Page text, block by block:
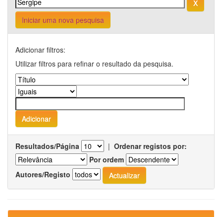
Iniciar uma nova pesquisa
Adicionar filtros:
Utilizar filtros para refinar o resultado da pesquisa.
Resultados/Página | Ordenar registos por:
Por ordem
Autores/Registo